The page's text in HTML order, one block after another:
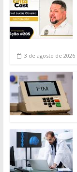
3 de agosto de 2026